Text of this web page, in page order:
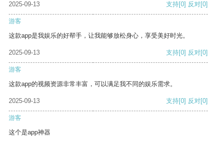
2025-09-13 支持[0] 反对[0]
游客
这款app是我娱乐的好帮手，让我能够放松身心，享受美好时光。
2025-09-13 支持[0] 反对[0]
游客
这款app的视频资源非常丰富，可以满足我不同的娱乐需求。
2025-09-13 支持[0] 反对[0]
游客
这个是app神器